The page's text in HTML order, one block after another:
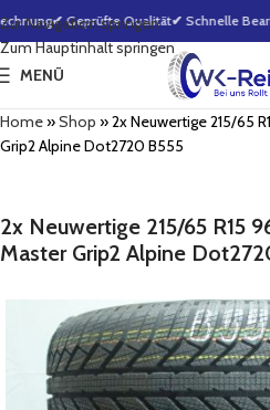
Zur Navigation springen
Zum Hauptinhalt springen
✔ Geprüfte Qualität✔ Schnelle
MENÜ
Home»Shop »2x Neuwertige 215/65
Grip2 Alpine Dot2720 B555
2x Neuwertige 215/65 R15
Master Grip2 Alpine